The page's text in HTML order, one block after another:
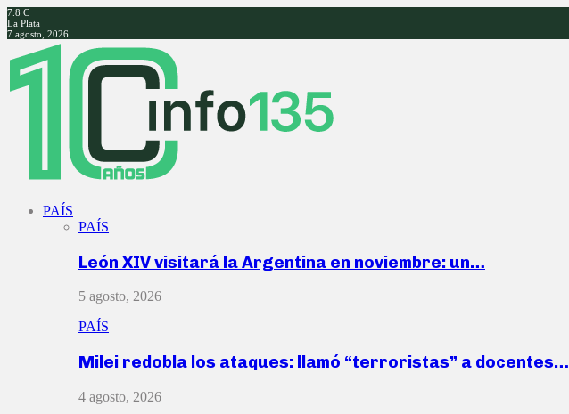
7.8 C
La Plata
7 agosto, 2026
Facebook
Twitter
Instagram
Youtube
PAÍS
PAÍS
León XIV visitará la Argentina en noviembre: un…
5 agosto, 2026
PAÍS
Milei redobla los ataques: llamó “terroristas” a docentes…
4 agosto, 2026